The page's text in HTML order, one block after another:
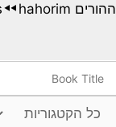
ההורים hahorim ◄◄